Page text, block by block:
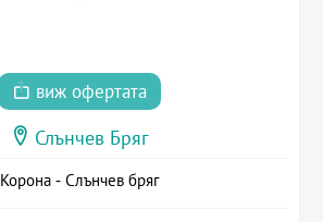
виж офертата
Слънчев Бряг
Корона - Слънчев бряг